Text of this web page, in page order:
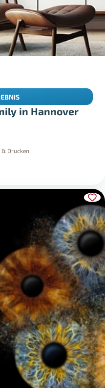
in Hannover
Drucken